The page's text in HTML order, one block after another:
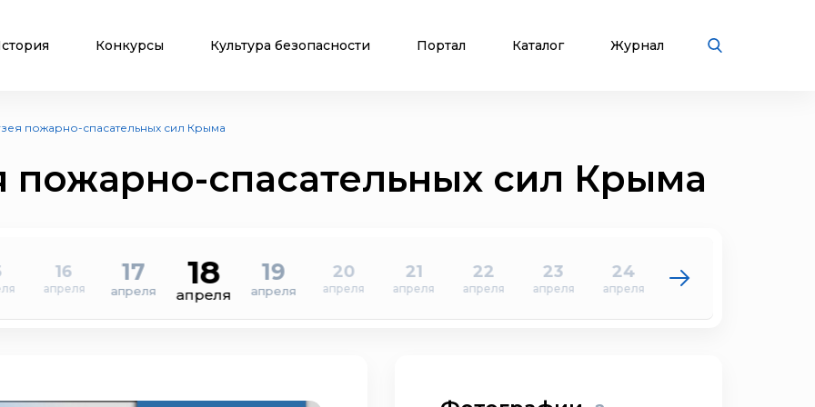
Конкурсы Культура безопасности Портал Каталог Журнал
пожарно-спасательных сил Крыма
пожарно-спасательных сил Крыма
16
апреля
17
апреля 18
апреля
19
апреля
20
апреля
21
апреля
22
апреля
23
апреля
24
апреля
25
апреля